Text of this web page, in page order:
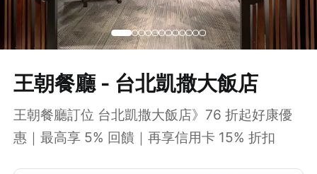
王朝餐廳 - 台北凱撒大飯店
王朝餐廳訂位 台北凱撒大飯店》76 折起好康優
惠｜最高享 5% 回饋｜再享信用卡 15% 折扣